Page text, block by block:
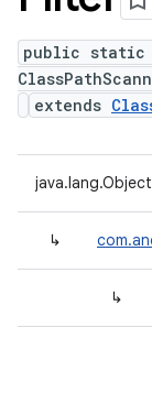
public static
extends
java.lang.Object
↳
↳